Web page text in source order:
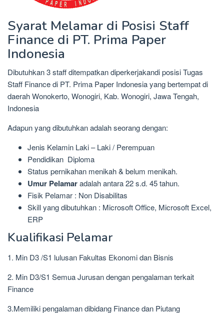
Syarat Melamar di Posisi Staff
Finance di PT. Prima Paper
Indonesia
Dibutuhkan 3 staff ditempatkan diperkerjakandi posisi Tugas
Staff Finance di PT. Prima Paper Indonesia yang bertempat di
daerah Wonokerto, Wonogiri, Kab. Wonogiri, Jawa Tengah,
Indonesia
Adapun yang dibutuhkan adalah seorang dengan:
Jenis Kelamin Laki – Laki / Perempuan
Pendidikan Diploma
Status pernikahan menikah & belum menikah.
Umur Pelamaradalah antara 22 s.d. 45 tahun.
Fisik Pelamar : Non Disabilitas
Skill yang dibutuhkan : Microsoft Office, Microsoft Excel,
ERP
Kualifikasi Pelamar
1. Min D3 /S1 lulusan Fakultas Ekonomi dan Bisnis
2. Min D3/S1 Semua Jurusan dengan pengalaman terkait
Finance
3.Memiliki pengalaman dibidang Finance dan Piutang